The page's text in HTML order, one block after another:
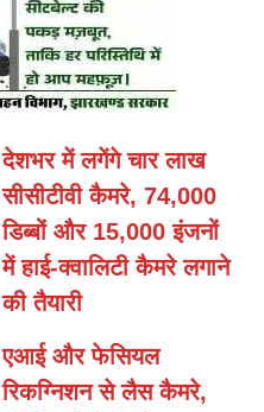
देशभर में लगेंगे चार लाख
सीसीटीवी कैमरे, 74,000
डिब्बों और 15,000 इंजनों
में हाई-क्वालिटी कैमरे लगाने
की तैयारी
एआई और फेसियल
रिकग्निशन से लैस कैमरे,